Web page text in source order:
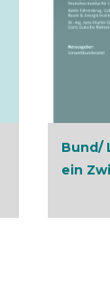
Bund/
ein